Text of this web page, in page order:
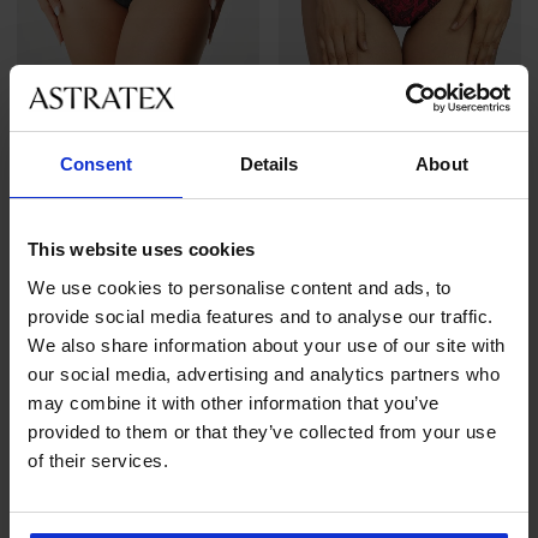
Consent Details About
This website uses cookies
We use cookies to personalise content and ads, to
provide social media features and to analyse our traffic.
We also share information about your use of our site with
our social media, advertising and analytics partners who
may combine it with other information that you’ve
provided to them or that they’ve collected from your use
of their services.
3+1 ZDARMA
549 Kčakce 3+1 ZDARMA
3+1 ZDARMA